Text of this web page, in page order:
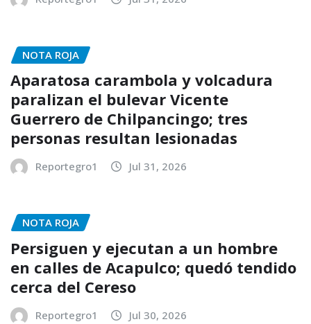
NOTA ROJA
Aparatosa carambola y volcadura
paralizan el bulevar Vicente
Guerrero de Chilpancingo; tres
personas resultan lesionadas
Reportegro1 Jul 31, 2026
NOTA ROJA
Persiguen y ejecutan a un hombre
en calles de Acapulco; quedó tendido
cerca del Cereso
Reportegro1 Jul 30, 2026